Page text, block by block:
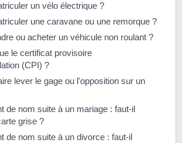
un vélo électrique ?
une caravane ou une remorque ?
ou acheter un véhicule non roulant ?
le certificat provisoire
(CPI) ?
lever le gage ou l'opposition sur un
de nom suite à un mariage : faut-il
grise ?
de nom suite à un divorce : faut-il